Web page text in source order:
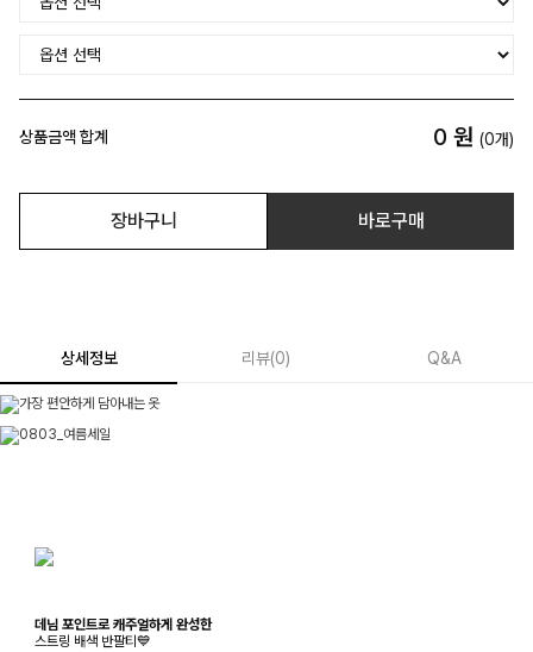
상품금액 합계 0 원 (0개)
장바구니 바로구매
상세정보 리뷰(0) Q&A
데님 포인트로 캐주얼하게 완성한
스트링 배색 반팔티💙